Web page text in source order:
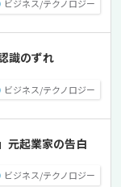
ビジネス/テクノロジー
識のずれ
ビジネス/テクノロジー
元起業家の告白
ビジネス/テクノロジー